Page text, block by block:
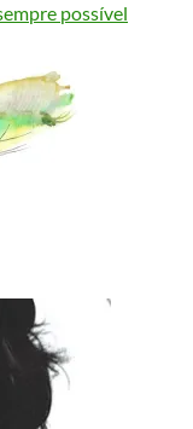
possível